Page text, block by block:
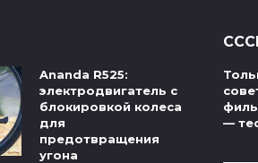
Ananda R525:
электродвигатель с
блокировкой колеса
для
предотвращения
угона
—